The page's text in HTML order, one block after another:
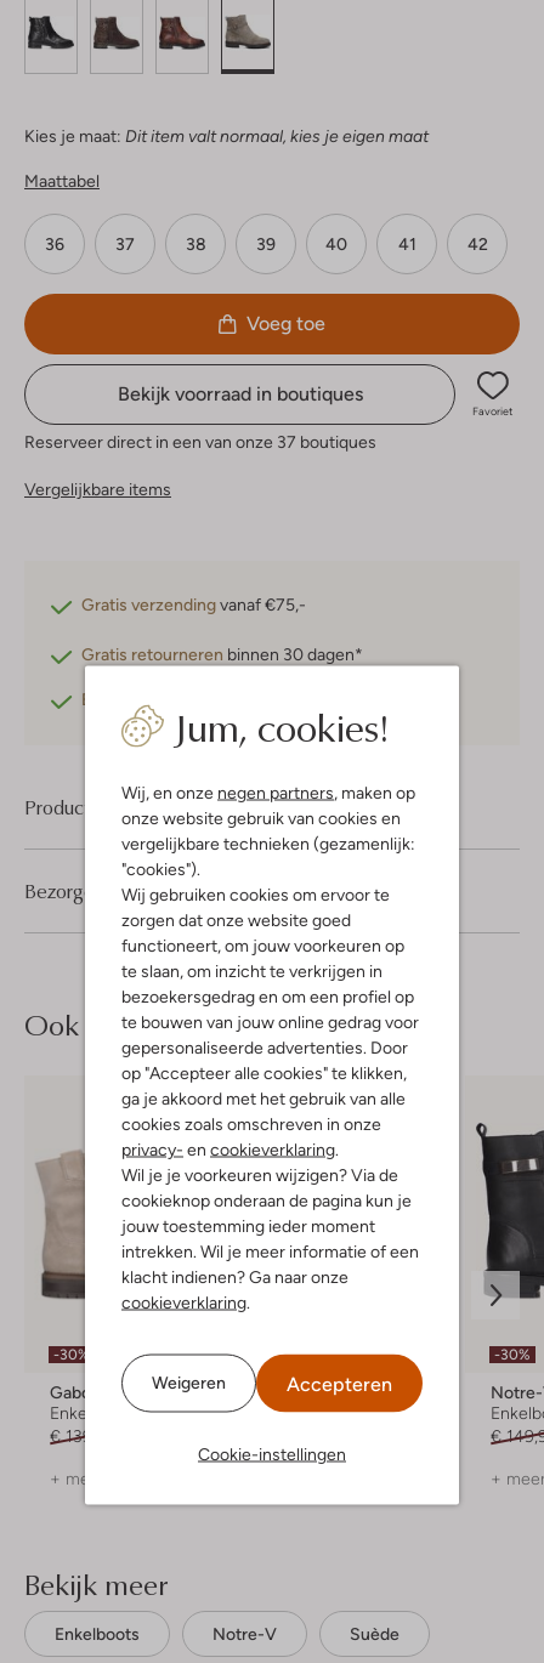
Jum, cookies!
Wij, en onze negen partners , maken op
onze website gebruik van cookies en
vergelijkbare technieken (gezamenlijk:
"cookies").
Wij gebruiken cookies om ervoor te
zorgen dat onze website goed
functioneert, om jouw voorkeuren op
te slaan, om inzicht te verkrijgen in
bezoekersgedrag en om een profiel op
te bouwen van jouw online gedrag voor
gepersonaliseerde advertenties. Door
op "Accepteer alle cookies" te klikken,
ga je akkoord met het gebruik van alle
cookies zoals omschreven in onze
privacy- en cookieverklaring
Wil je je voorkeuren wijzigen? Via de
cookieknop onderaan de pagina kun je
jouw toestemming ieder moment
intrekken. Wil je meer informatie of een
klacht indienen? Ga naar onze
cookieverklaring
Weigeren Accepteren
Cookie-instellingen
Kies je maat: Dit item valt normaal, kies je eigen maat
Maattabel
36 37 38 39 40 41 42
Voeg toe
Bekijk voorraad in boutiques
Favoriet
Reserveer direct in een van onze 37 boutiques
Vergelijkbare items
Gratis verzendingvanaf €75,-
Gratis retourneren binnen 30 dagen*
Betaal achteraf
Product informatie
Bezorgen & retourneren
Ook iets voor jou?
-30%
Gabor
Enkelboots
€ 139,99
+ meer kleuren
-50%
Notre-V
Chelsea boots
-30%
€
+
Bekijk meer
Enkelboots Notre-V Suède